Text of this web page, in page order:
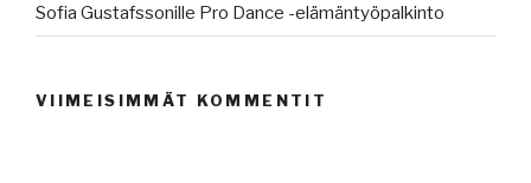
Sofia Gustafssonille Pro Dance -elämäntyöpalkinto
VIIMEISIMMÄT KOMMENTIT